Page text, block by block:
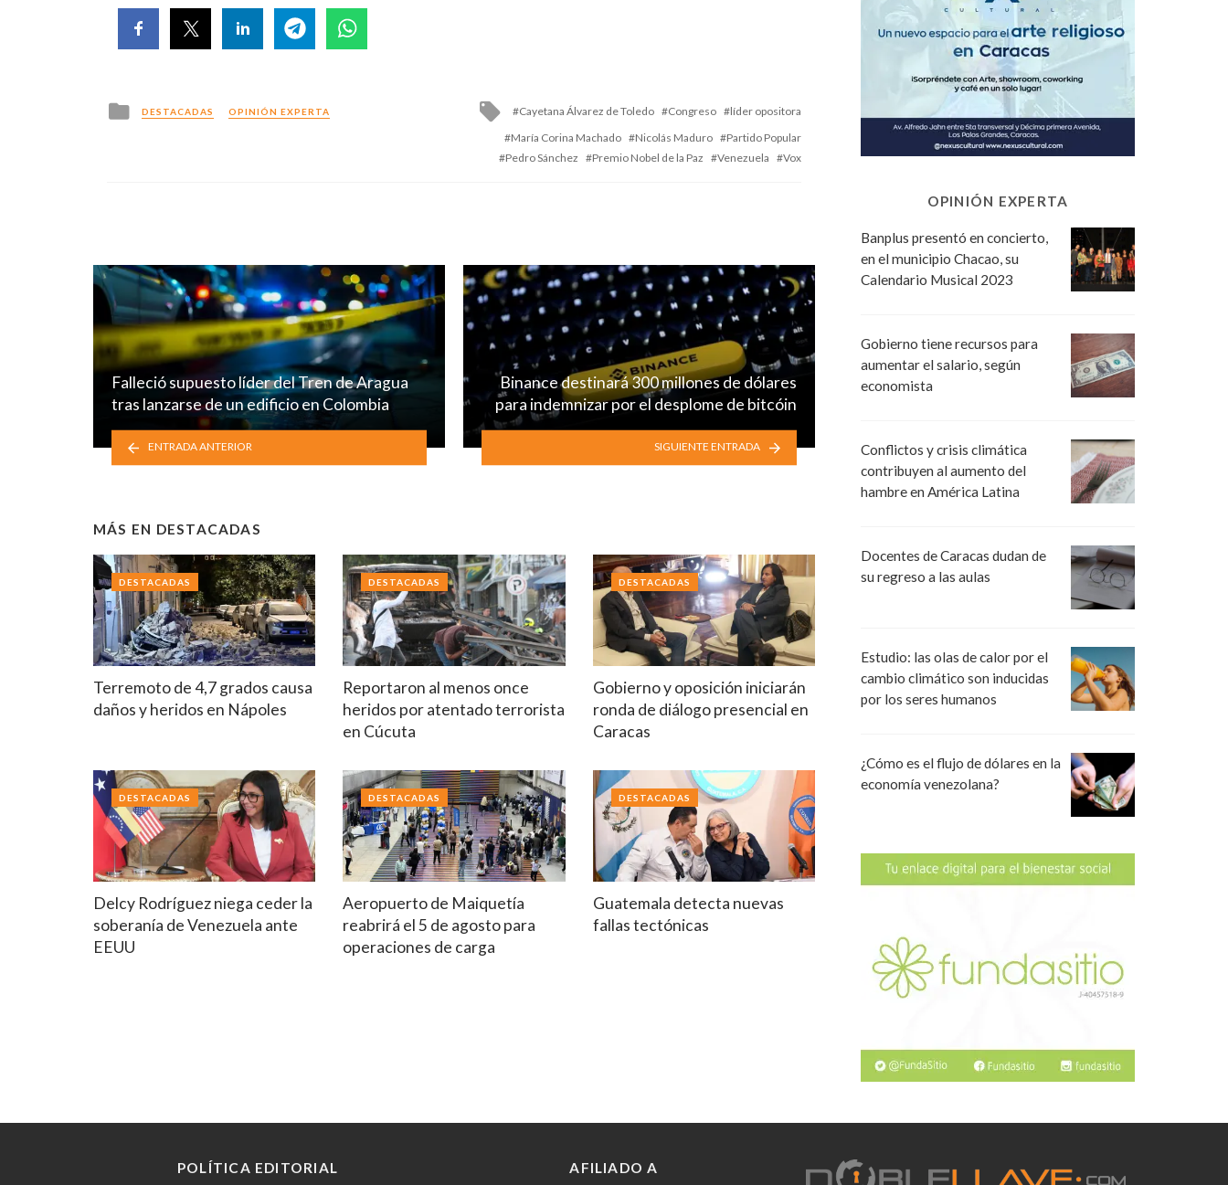
Posted
in
DESTACADAS OPINIÓN EXPERTA
Tagged
with
Cayetana Álvarez de Toledo Congreso
líder opositora
María Corina Machado
Nicolás Maduro
Partido Popular
Pedro Sánchez
Premio Nobel de la Paz Venezuela Vox
Falleció supuesto líder del Tren de Aragua
tras lanzarse de un edificio en Colombia
ENTRADA ANTERIOR
Binance destinará 300 millones de dólares
para indemnizar por el desplome de bitcóin
SIGUIENTE ENTRADA
MÁS EN DESTACADAS
Terremoto de 4,7 grados causa
daños y heridos en Nápoles
DESTACADAS
Reportaron al menos once
heridos por atentado terrorista
en Cúcuta
DESTACADAS
Gobierno y oposición iniciarán
ronda de diálogo presencial en
Caracas
DESTACADAS
Delcy Rodríguez niega ceder la
soberanía de Venezuela ante
EEUU
DESTACADAS
Aeropuerto de Maiquetía
reabrirá el 5 de agosto para
operaciones de carga
DESTACADAS
Guatemala detecta nuevas
fallas tectónicas
DESTACADAS
OPINIÓN EXPERTA
Banplus presentó en concierto,
en el municipio Chacao, su
Calendario Musical 2023
Gobierno tiene recursos para
aumentar el salario, según
economista
Conflictos y crisis climática
contribuyen al aumento del
hambre en América Latina
Docentes de Caracas dudan de
su regreso a las aulas
Estudio: las olas de calor por el
cambio climático son inducidas
por los seres humanos
¿Cómo es el flujo de dólares en la
economía venezolana?
POLÍTICA EDITORIAL AFILIADO A